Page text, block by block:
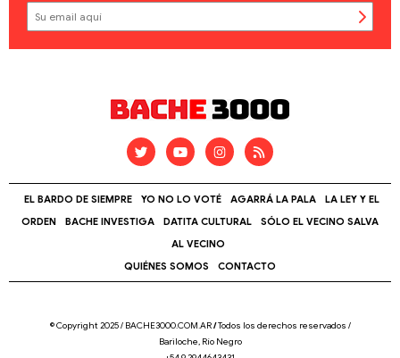
EL BARDO DE SIEMPRE YO NO LO VOTÉ AGARRÁ LA PALA
LA LEY Y EL
ORDEN
BACHE INVESTIGA DATITA CULTURAL
SÓLO EL VECINO SALVA
AL VECINO
QUIÉNES SOMOS
CONTACTO
© Copyright 2025 / BACHE3000.COM.AR/Todos los derechos reservados /
Bariloche, Río Negro